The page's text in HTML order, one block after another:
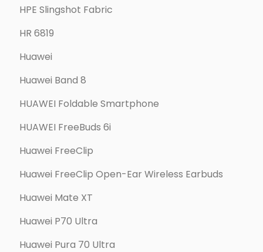
HPE Slingshot Fabric
HR 6819
Huawei
Huawei Band 8
HUAWEI Foldable Smartphone
HUAWEI FreeBuds 6i
Huawei FreeClip
Huawei FreeClip Open-Ear Wireless Earbuds
Huawei Mate XT
Huawei P70 Ultra
Huawei Pura 70 Ultra